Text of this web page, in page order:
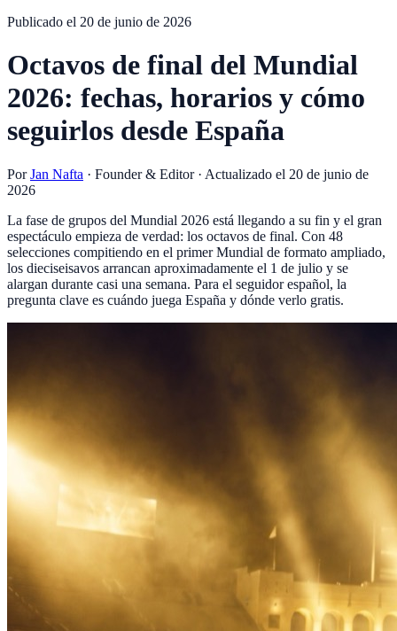
Publicado el 20 de junio de 2026
Octavos de final del Mundial
2026: fechas, horarios y cómo
seguirlos desde España
Por Jan Nafta · Founder & Editor· Actualizado el 20 de junio de
2026
La fase de grupos del Mundial 2026 está llegando a su fin y el gran
espectáculo empieza de verdad: los octavos de final. Con 48
selecciones compitiendo en el primer Mundial de formato ampliado,
los dieciseisavos arrancan aproximadamente el 1 de julio y se
alargan durante casi una semana. Para el seguidor español, la
pregunta clave es cuándo juega España y dónde verlo gratis.